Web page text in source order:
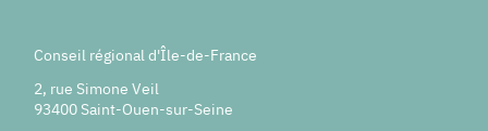
Conseil régional d'Île-de-France
2, rue Simone Veil
93400 Saint-Ouen-sur-Seine